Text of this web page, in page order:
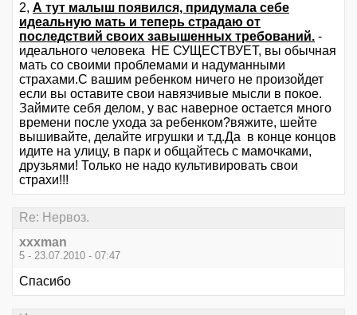
2, А тут малыш появился, придумала себе
идеальную мать и теперь страдаю от
последствий своих завышенных требований. -
идеального человека НЕ СУЩЕСТВУЕТ, вы обычная
мать со своими проблемами и надуманными
страхами.С вашим ребенком ничего не произойдет
если вы оставите свои навязчивые мысли в покое.
Займите себя делом, у вас наверное остается много
времени после ухода за ребенком?вяжите, шейте
вышивайте, делайте игрушки и т.д.Да в конце концов
идите на улицу, в парк и общайтесь с мамочками,
друзьями! Только не надо культивировать свои
страхи!!!
Re: Нервоз.
xxxman
5 - 23.07.2010 - 07:47
Спасибо